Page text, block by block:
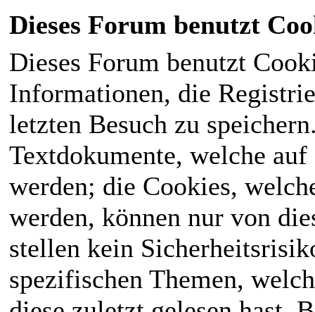
Dieses Forum benutzt
Dieses Forum benutzt
Informationen, die
letzten Besuch zu
Textdokumente, welche
werden; die Cookies,
werden, können nur von
stellen kein
spezifischen Themen,